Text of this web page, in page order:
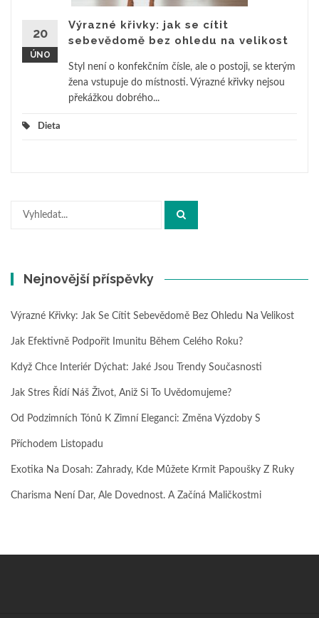
20
ÚNO
Výrazné křivky: jak se cítit
sebevědomě bez ohledu na velikost
Styl není o konfekčním čísle, ale o postoji, se kterým
žena vstupuje do místnosti. Výrazné křivky nejsou
překážkou dobrého...
Dieta
Hledat:
Nejnovější příspěvky
Výrazné Křivky: Jak Se Cítit Sebevědomě Bez Ohledu Na Velikost
Jak Efektivně Podpořit Imunitu Během Celého Roku?
Když Chce Interiér Dýchat: Jaké Jsou Trendy Současnosti
Jak Stres Řídí Náš Život, Aniž Si To Uvědomujeme?
Od Podzimních Tónů K Zimní Eleganci: Změna Výzdoby S
Příchodem Listopadu
Exotika Na Dosah: Zahrady, Kde Můžete Krmit Papoušky Z Ruky
Charisma Není Dar, Ale Dovednost. A Začíná Maličkostmi